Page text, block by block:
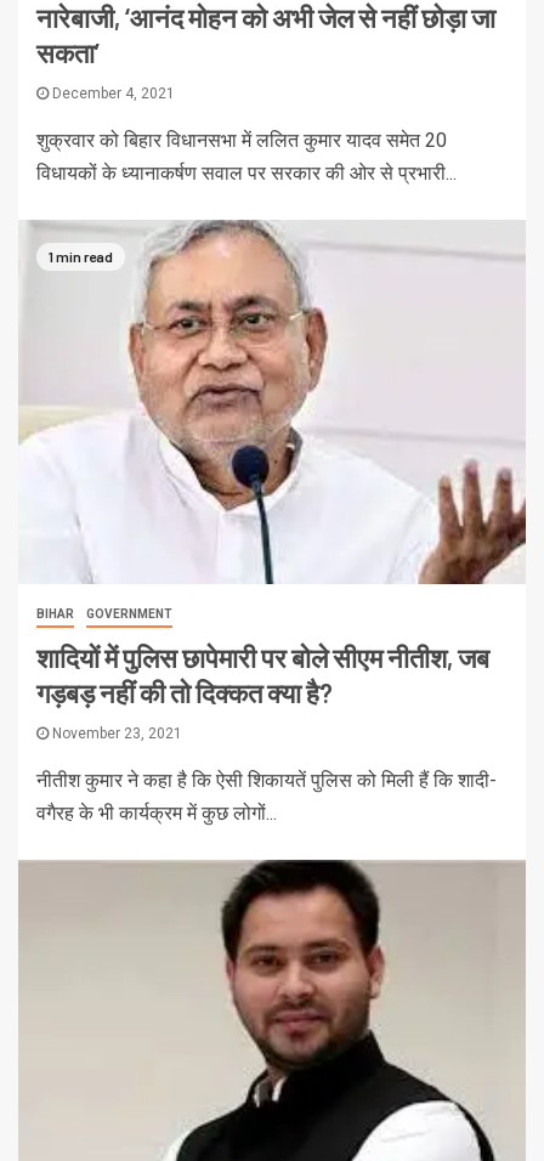
नारेबाजी, ‘आनंद मोहन को अभी जेल से नहीं छोड़ा जा
सकता’
December 4, 2021
शुक्रवार को बिहार विधानसभा में ललित कुमार यादव समेत 20
विधायकों के ध्यानाकर्षण सवाल पर सरकार की ओर से प्रभारी...
1 min read
BIHAR GOVERNMENT
शादियों में पुलिस छापेमारी पर बोले सीएम नीतीश, जब
गड़बड़ नहीं की तो दिक्कत क्या है?
November 23, 2021
नीतीश कुमार ने कहा है कि ऐसी शिकायतें पुलिस को मिली हैं कि शादी-
वगैरह के भी कार्यक्रम में कुछ लोगों...